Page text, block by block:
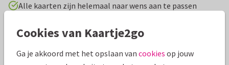
Alle kaarten zijn helemaal naar wens aan te passen
Moederdag kaarten Anne Brechtje
Specificaties bij deze kaart
Cookies van Kaartje2go
Ga je akkoord met het opslaan van cookies op jouw